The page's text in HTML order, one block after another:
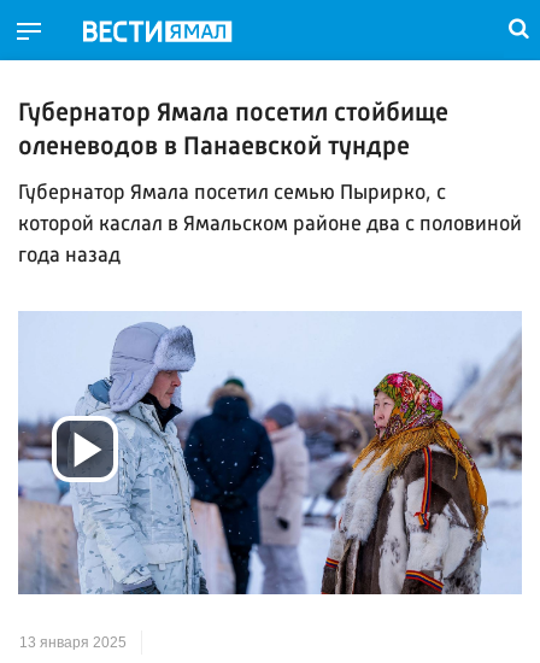
Губернатор Ямала посетил стойбище
оленеводов в Панаевской тундре
Губернатор Ямала посетил семью Пырирко, с
которой каслал в Ямальском районе два с половиной
года назад
Воспроизвести
видео
13 января 2025